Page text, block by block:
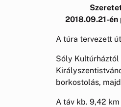
2018.09.21-
A túra tervezett
Sóly Kultúrháztól
borkostolás,
A táv kb. 9,42 km